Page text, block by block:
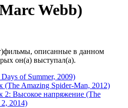
Webb)
описанные в данном
он(а) выступал(а).
of Summer, 2009)
(The Amazing Spider-Man, 2012)
2: Высокое напряжение (The
2014)